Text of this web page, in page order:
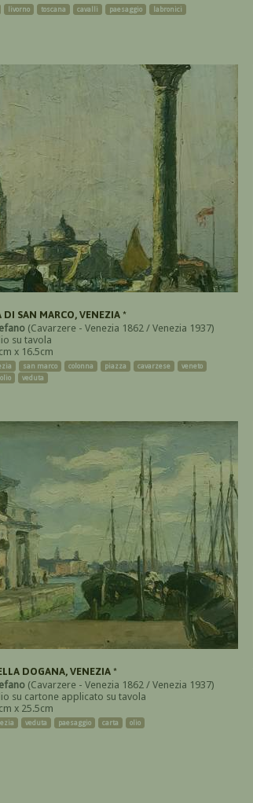
livorno toscana cavalli paesaggio labronici
DI SAN MARCO, VENEZIA *
(Cavarzere - Venezia 1862 / Venezia 1937)
su tavola
x 16.5cm
san marco colonna piazza cavarzese
veneto
olio veduta
DOGANA, VENEZIA *
(Cavarzere - Venezia 1862 / Venezia 1937)
su cartone applicato su tavola
x 25.5cm
veduta paesaggio carta olio